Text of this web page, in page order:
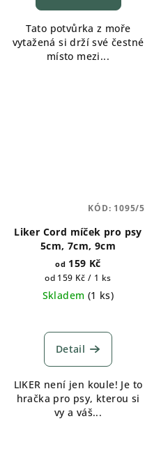
Tato potvůrka z moře
vytažená si drží své čestné
místo mezi...
Liker Cord míček pro psy
5cm, 7cm, 9cm
od 159 Kč
Měrná
cena:
od 159 Kč / 1 ks
Skladem (1 ks)
Detail
LIKER není jen koule! Je to
hračka pro psy, kterou si
vy a váš...
KÓD: 1095/5